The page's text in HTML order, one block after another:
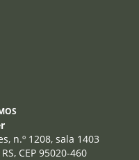
n.º 1208, sala 1403
CEP 95020-460